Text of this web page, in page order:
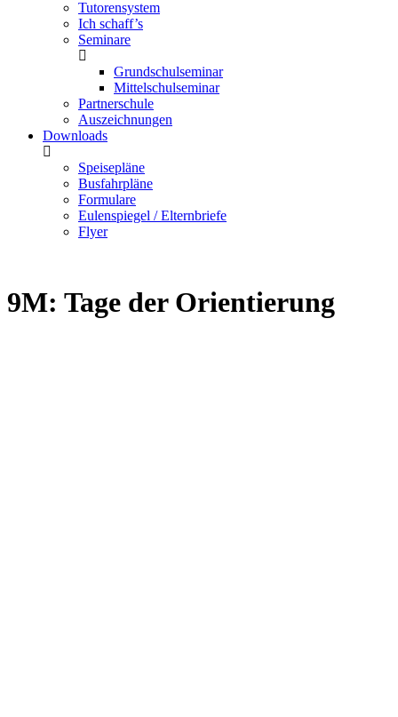
Tutorensystem
Ich schaff’s
Seminare
Grundschulseminar
Mittelschulseminar
Partnerschule
Auszeichnungen
Downloads
Speisepläne
Busfahrpläne
Formulare
Eulenspiegel / Elternbriefe
Flyer
9M: Tage der Orientierung